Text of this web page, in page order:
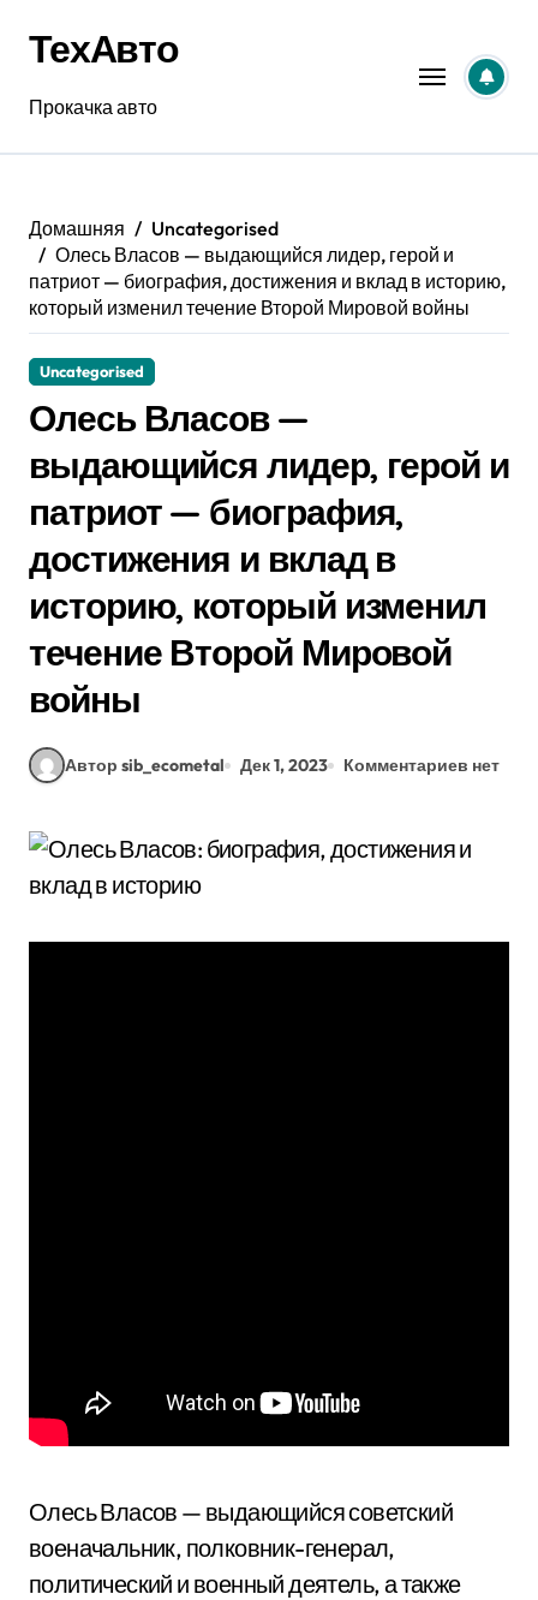
содержанию
ТехАвто
Прокачка авто
Домашняя
Uncategorised
Олесь Власов — выдающийся лидер, герой и
патриот — биография, достижения и вклад в историю,
который изменил течение Второй Мировой войны
Uncategorised
Олесь Власов —
выдающийся лидер, герой и
патриот — биография,
достижения и вклад в
историю, который изменил
течение Второй Мировой
войны
Автор sib_ecometal Дек 1, 2023 Комментариев нет
Олесь Власов — выдающийся советский
военачальник, полковник-генерал,
политический и военный деятель, а также